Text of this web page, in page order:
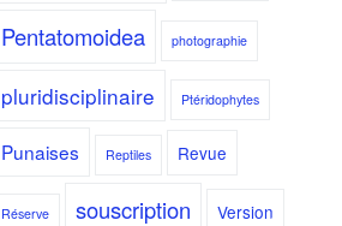
Pentatomoidea photographie
pluridisciplinaire Ptéridophytes
Punaises Reptiles Revue
Réserve souscription Version